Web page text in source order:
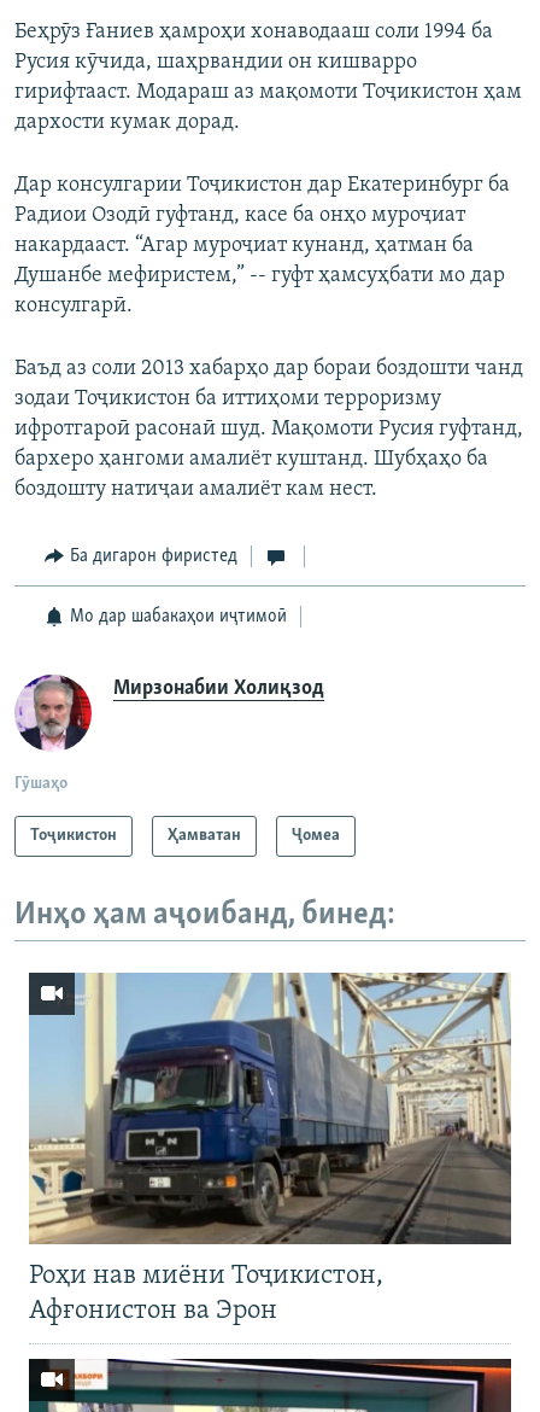
Беҳрӯз Ғаниев ҳамроҳи хонаводааш соли 1994 ба
Русия кӯчида, шаҳрвандии он кишварро
гирифтааст. Модараш аз мақомоти Тоҷикистон ҳам
дархости кумак дорад.
Дар консулгарии Тоҷикистон дар Екатеринбург ба
Радиои Озодӣ гуфтанд, касе ба онҳо муроҷиат
накардааст. “Агар муроҷиат кунанд, ҳатман ба
Душанбе мефиристем,” -- гуфт ҳамсуҳбати мо дар
консулгарӣ.
Баъд аз соли 2013 хабарҳо дар бораи боздошти чанд
зодаи Тоҷикистон ба иттиҳоми терроризму
ифротгароӣ расонаӣ шуд. Мақомоти Русия гуфтанд,
бархеро ҳангоми амалиёт куштанд. Шубҳаҳо ба
боздошту натиҷаи амалиёт кам нест.
Ба дигарон фиристед
Мо дар шабакаҳои иҷтимоӣ
Мирзонабии Холиқзод
Гӯшаҳо
Тоҷикистон Ҳамватан Ҷомeа
Инҳо ҳам аҷоибанд, бинед:
Роҳи нав миёни Тоҷикистон,
Афғонистон ва Эрон